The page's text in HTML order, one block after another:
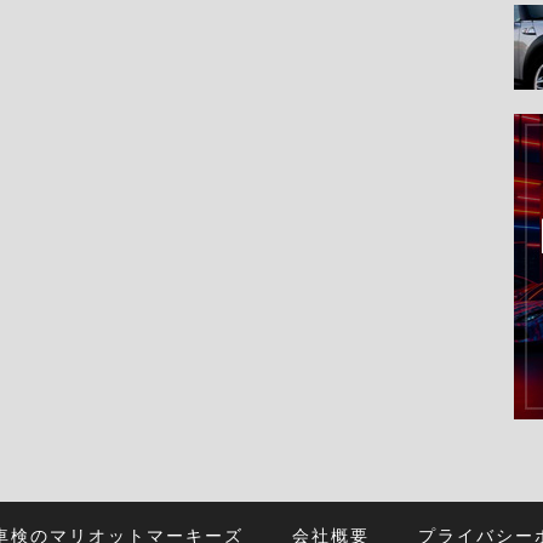
検のマリオットマーキーズ 会社概要 プライバシー